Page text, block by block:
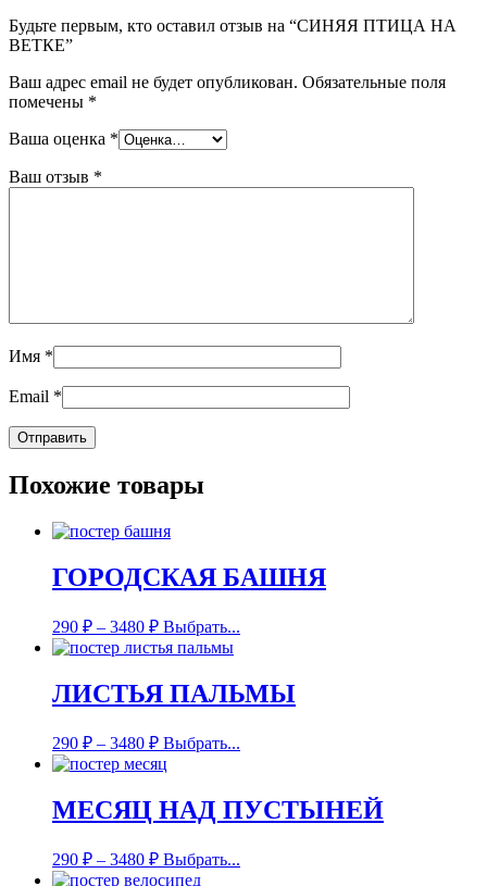
Будьте первым, кто оставил отзыв на “СИНЯЯ ПТИЦА НА
ВЕТКЕ”
Ваш адрес email не будет опубликован. Обязательные поля
помечены *
Ваша оценка *
Ваш отзыв *
Имя *
Email *
Похожие товары
ГОРОДСКАЯ БАШНЯ
290 ₽ – 3480 ₽ Выбрать...
ЛИСТЬЯ ПАЛЬМЫ
290 ₽ – 3480 ₽ Выбрать...
МЕСЯЦ НАД ПУСТЫНЕЙ
290 ₽ – 3480 ₽ Выбрать...